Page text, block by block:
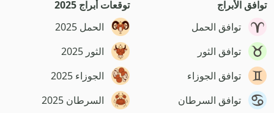
توافق الأبراج
توافق الحمل
توافق الثور
توافق الجوزاء
توافق السرطان
توقعات أبراج 2025
الحمل 2025
الثور 2025
الجوزاء 2025
السرطان 2025